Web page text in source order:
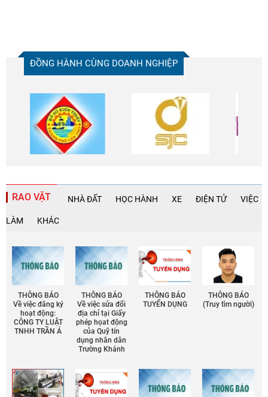
ĐỒNG HÀNH CÙNG DOANH NGHIỆP
RAO VẶT NHÀ ĐẤT HỌC HÀNH XE ĐIỆN TỬ VIỆC
LÀM KHÁC
THÔNG BÁO
Về việc đăng ký
hoạt động:
CÔNG TY LUẬT
TNHH TRẦN Á
THÔNG BÁO
Về việc sửa đổi
địa chỉ tại Giấy
phép họat động
của Quỹ tín
dụng nhân dân
Trường Khánh
THÔNG BÁO
TUYỂN DỤNG
THÔNG BÁO
(Truy tìm người)